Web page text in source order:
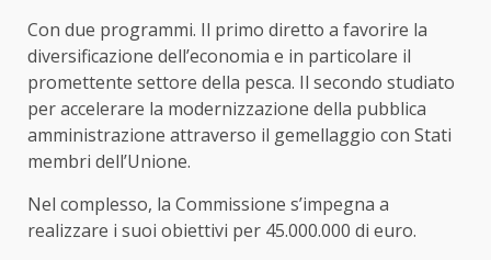
Con due programmi. Il primo diretto a favorire la
diversificazione dell’economia e in particolare il
promettente settore della pesca. Il secondo studiato
per accelerare la modernizzazione della pubblica
amministrazione attraverso il gemellaggio con Stati
membri dell’Unione.
Nel complesso, la Commissione s’impegna a
realizzare i suoi obiettivi per 45.000.000 di euro.